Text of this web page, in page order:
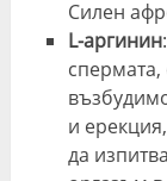
Силен
L-аргинин
и
да